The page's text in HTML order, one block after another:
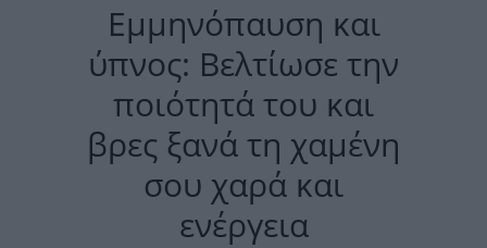
Eμμηνόπαυση και
ύπνος: Βελτίωσε την
ποιότητά του και
βρες ξανά τη χαμένη
σου χαρά και
ενέργεια